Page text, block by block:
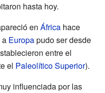
hasta hoy.
en África hace
a Europapudo ser desde
entre el
el Paleolítico Superior).
influenciada por las